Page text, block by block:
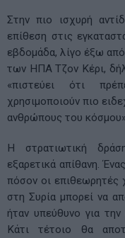
Στην πιο ισχυρή
επίθεση στις
εβδομάδα, λίγο έξω
των ΗΠΑ Τζον Κέρι,
«πιστεύει ότι
χρησιμοποιούν πιο
ανθρώπους του
Η στρατιωτική
εξαρετικά απίθανη.
πόσον οι
στη Συρία μπορεί να
ήταν υπεύθυνο για
Κάτι τέτοιο θα